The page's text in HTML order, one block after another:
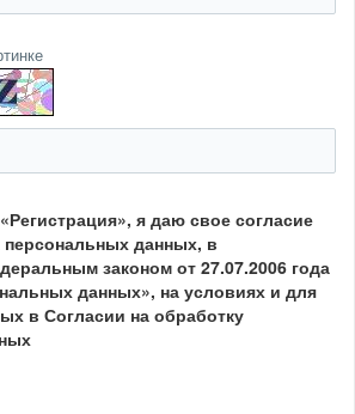
я даю свое согласие
данных, в
законом от 27.07.2006 года
данных», на условиях и для
в Согласии на обработку